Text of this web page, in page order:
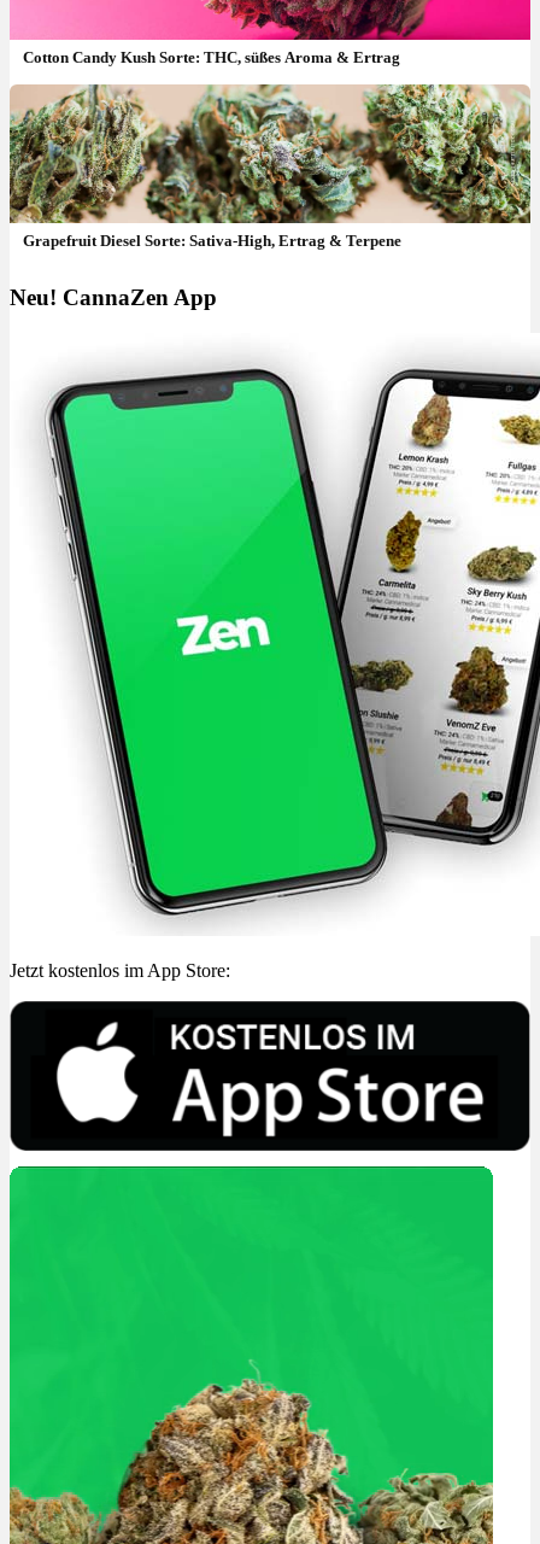
Cotton Candy Kush Sorte: THC, süßes Aroma & Ertrag
Grapefruit Diesel Sorte: Sativa-High, Ertrag & Terpene
Neu! CannaZen App
Jetzt kostenlos im App Store: